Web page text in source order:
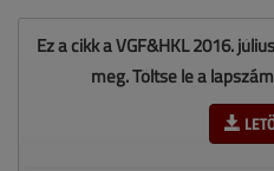
Ez a cikk a VGF&HKL 2016.
meg. Töltse le a